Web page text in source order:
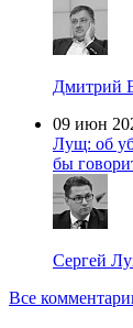
Дмитрий
09 июн
Лущ: об
бы
Сергей
Все